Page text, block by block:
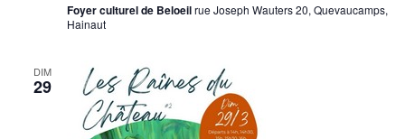
Foyer culturel de Beloeilrue Joseph Wauters 20, Quevaucamps,
Hainaut
DIM
29